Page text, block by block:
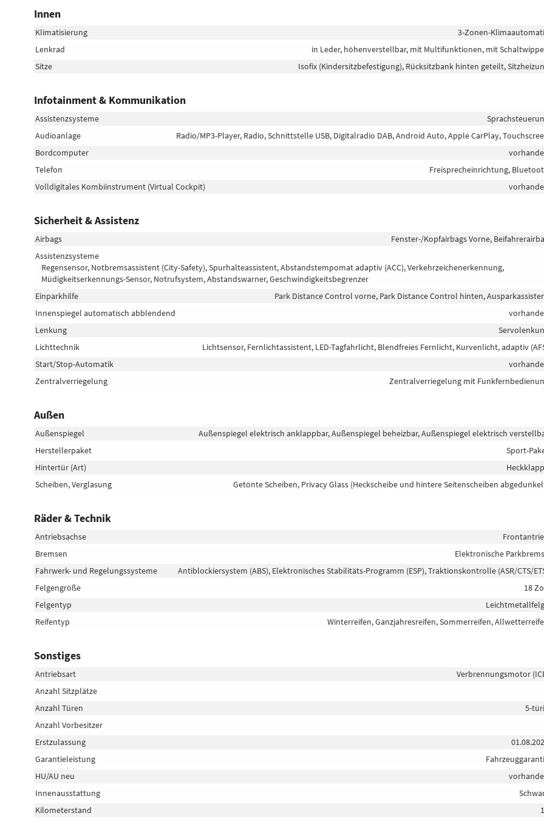
Innen
Klimatisierung
3-Zonen-
Lenkrad
in Leder, höhenverstellbar, mit Multifunktionen, mit
Sitze
Isofix (Kindersitzbefestigung), Rücksitzbank hinten geteilt,
Infotainment & Kommunikation
Assistenzsysteme
Audioanlage
Radio/MP3-Player, Radio, Schnittstelle USB, Digitalradio DAB, Android Auto, Apple CarPlay,
Bordcomputer
Telefon
Freisprecheinrichtung,
Volldigitales Kombiinstrument (Virtual Cockpit)
Sicherheit & Assistenz
Airbags
Fenster-/Kopfairbags Vorne,
Assistenzsysteme
Regensensor, Notbremsassistent (City-Safety), Spurhalteassistent, Abstandstempomat adaptiv (ACC), Verkehrzeichenerkennung,
Müdigkeitserkennungs-Sensor, Notrufsystem, Abstandswarner, Geschwindigkeitsbegrenzer
Einparkhilfe
Park Distance Control vorne, Park Distance Control hinten,
Innenspiegel automatisch abblendend
Lenkung
Lichttechnik
Lichtsensor, Fernlichtassistent, LED-Tagfahrlicht, Blendfreies Fernlicht, Kurvenlicht, adaptiv
Start/Stop-Automatik
Zentralverriegelung
Zentralverriegelung mit
Außen
Außenspiegel
Außenspiegel elektrisch anklappbar, Außenspiegel beheizbar, Außenspiegel elektrisch
Herstellerpaket
Sport-
Hintertür (Art)
Scheiben, Verglasung
Getönte Scheiben, Privacy Glass (Heckscheibe und hintere Seitenscheiben
Räder & Technik
Antriebsachse
Bremsen
Elektronische
Fahrwerk- und Regelungssysteme
Antiblockiersystem (ABS), Elektronisches Stabilitäts-Programm (ESP), Traktionskontrolle (ASR/CTS/
Felgengröße
18
Felgentyp
Reifentyp
Winterreifen, Ganzjahresreifen, Sommerreifen,
Sonstiges
Antriebsart
Verbrennungsmotor
Anzahl Sitzplätze
Anzahl Türen
5-
Anzahl Vorbesitzer
Erstzulassung
Garantieleistung
HU/AU neu
Innenausstattung
Kilometerstand